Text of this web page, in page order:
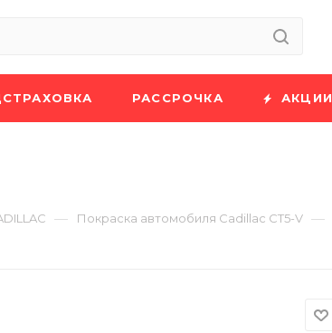
РАССРОЧКА АКЦИИ
— Покраска автомобиля Cadillac CT5-V —